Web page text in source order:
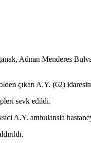
Adnan Menderes
çıkan A.Y. (62)
sevk edildi.
A.Y. ambulansla